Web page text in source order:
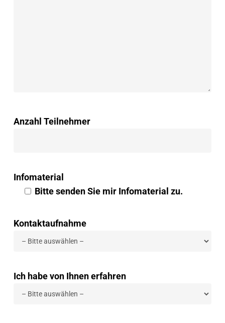
Anzahl Teilnehmer
Infomaterial
Bitte senden Sie mir Infomaterial zu.
Kontaktaufnahme
Ich habe von Ihnen erfahren